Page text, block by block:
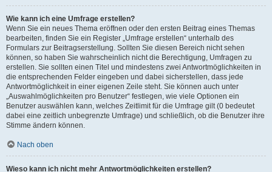
Wie kann ich eine Umfrage erstellen?
Wenn Sie ein neues Thema eröffnen oder den ersten Beitrag eines Themas
bearbeiten, finden Sie ein Register „Umfrage erstellen“ unterhalb des
Formulars zur Beitragserstellung. Sollten Sie diesen Bereich nicht sehen
können, so haben Sie wahrscheinlich nicht die Berechtigung, Umfragen zu
erstellen. Sie sollten einen Titel und mindestens zwei Antwortmöglichkeiten in
die entsprechenden Felder eingeben und dabei sicherstellen, dass jede
Antwortmöglichkeit in einer eigenen Zeile steht. Sie können auch unter
„Auswahlmöglichkeiten pro Benutzer“ festlegen, wie viele Optionen ein
Benutzer auswählen kann, welches Zeitlimit für die Umfrage gilt (0 bedeutet
dabei eine zeitlich unbegrenzte Umfrage) und schließlich, ob die Benutzer ihre
Stimme ändern können.
Nach oben
Wieso kann ich nicht mehr Antwortmöglichkeiten erstellen?